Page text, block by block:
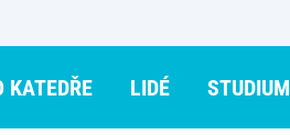
KATEDŘE LIDÉ STUDIUM